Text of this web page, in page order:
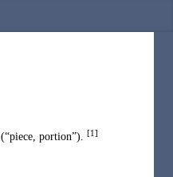
(“piece, portion”). [1]